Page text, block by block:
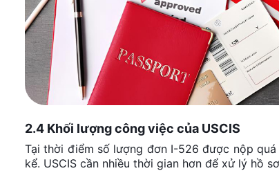
2.4 Khối lượng công việc của USCIS
Tại thời điểm số lượng đơn I-526 được nộp
kể. USCIS cần nhiều thời gian hơn để xử lý hồ